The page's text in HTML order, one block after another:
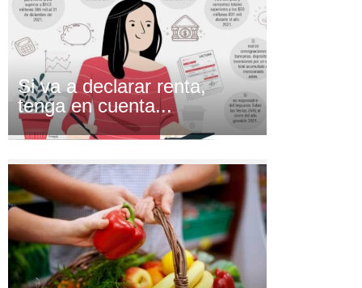
Si va a declarar renta,
tenga en cuenta...